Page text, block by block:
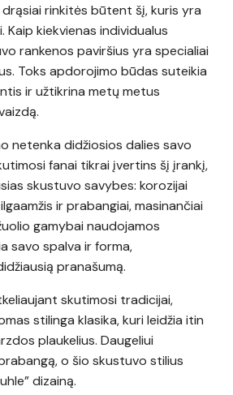
rinkitės būtent šį, kuris yra
kiekvienas individualus
rankenos paviršius yra specialiai
Toks apdorojimo būdas suteikia
ir užtikrina metų metus
netenka didžiosios dalies savo
fanai tikrai įvertins šį įrankį,
skustuvo savybes: korozijai
ir prabangiai, masinančiai
gamybai naudojamos
savo spalva ir forma,
pranašumą.
skutimosi tradicijai,
stilinga klasika, kuri leidžia itin
plaukelius. Daugeliui
o šio skustuvo stilius
dizainą.